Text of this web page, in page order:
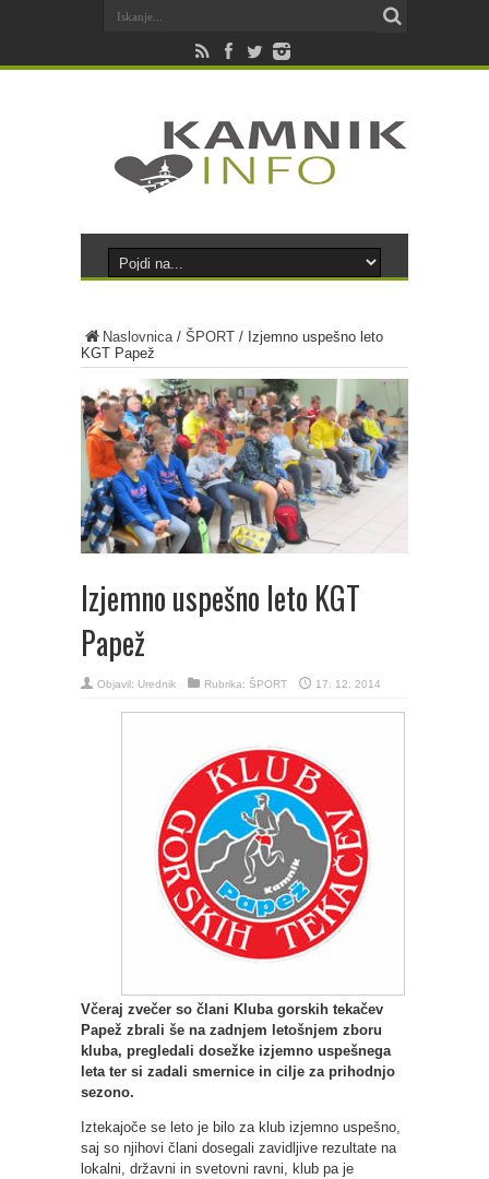
Naslovnica/ ŠPORT / Izjemno uspešno leto
KGT Papež
Izjemno uspešno leto KGT
Papež
Objavil: Urednik Rubrika: ŠPORT 17. 12. 2014
Včeraj zvečer so člani Kluba gorskih tekačev
Papež zbrali še na zadnjem letošnjem zboru
kluba, pregledali dosežke izjemno uspešnega
leta ter si zadali smernice in cilje za prihodnjo
sezono.
Iztekajoče se leto je bilo za klub izjemno uspešno,
saj so njihovi člani dosegali zavidljive rezultate na
lokalni, državni in svetovni ravni, klub pa je